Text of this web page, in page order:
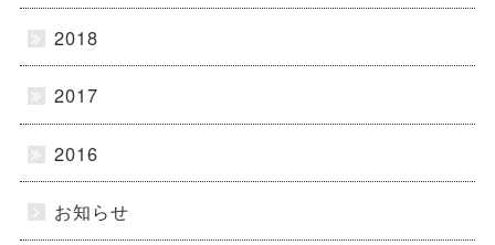
2018
2017
2016
お知らせ